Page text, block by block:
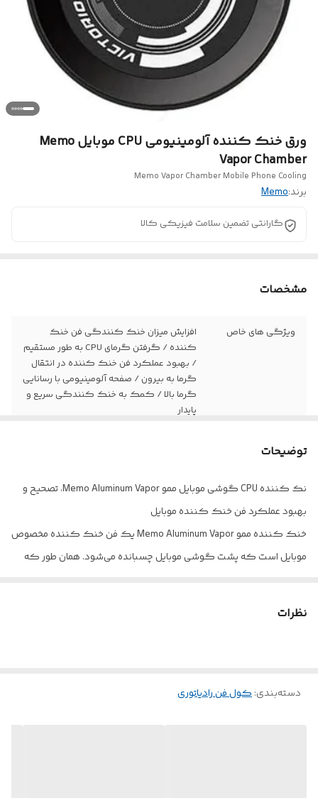
ورق خنک کننده آلومینیومی CPU موبایل Memo
Vapor Chamber
Memo Vapor Chamber Mobile Phone Cooling
برند:Memo
گارانتی تضمین سلامت فیزیکی کالا
مشخصات
ویژگی های خاص
افزایش میزان خنک کنندگی فن خنک
کننده / گرفتن گرمای CPU به طور مستقیم
/ بهبود عملکرد فن خنک کننده در انتقال
گرما به بیرون / صفحه آلومینیومی با رسانایی
گرما بالا / کمک به خنک کنندگی سریع و
پایدار
جنس
مناسب انواع گوشی ها
توضیحات
نک کننده CPU گوشی موبایل ممو Memo Aluminum Vapor، تصحیح و
بهبود عملکرد فن خنک کننده موبایل
خنک کننده ممو Memo Aluminum Vapor یک فن خنک کننده مخصوص
موبایل است که پشت گوشی موبایل چسبانده می‌شود. همان طور که
صحیح، از اثرگذاری این فن خنک کننده می‌کاهد. به این شکل هم
نظرات
دسته‌بندی:کول فن رادیاتوری